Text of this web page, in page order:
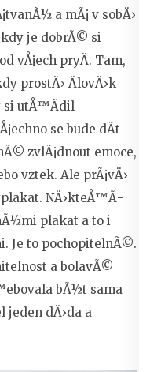
a mÃ¡ v sobÄ›
je dobrÃ© si
vÅ¡ech pryÄ. Tam,
prostÄ› ÄlovÄ›k
si utÅ™Ã­dil
se bude dÃ­t
zvlÃ¡dnout emoce,
vztek. Ale prÃ¡vÄ›
NÄ›kteÅ™Ã­
plakat a to i
Je to pochopitelnÃ©.
a bolavÃ©
bÃ½t sama
dÄ›da a